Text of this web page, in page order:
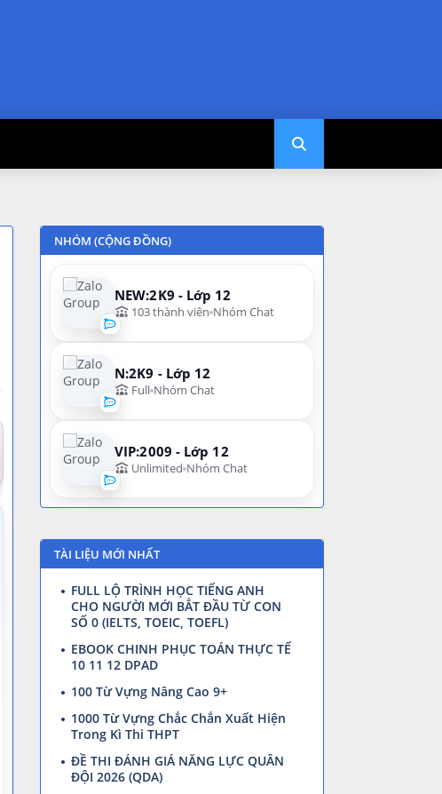
NHÓM (CỘNG ĐỒNG)
NEW:2K9 - Lớp 12
103 thành viên Nhóm Chat
N:2K9 - Lớp 12
Full Nhóm Chat
VIP:2009 - Lớp 12
Unlimited Nhóm Chat
TÀI LIỆU MỚI NHẤT
FULL LỘ TRÌNH HỌC TIẾNG ANH
CHO NGƯỜI MỚI BẮT ĐẦU TỪ CON
SỐ 0 (IELTS, TOEIC, TOEFL)
EBOOK CHINH PHỤC TOÁN THỰC TẾ
10 11 12 DPAD
100 Từ Vựng Nâng Cao 9+
1000 Từ Vựng Chắc Chắn Xuất Hiện
Trong Kì Thi THPT
ĐỀ THI ĐÁNH GIÁ NĂNG LỰC QUÂN
ĐỘI 2026 (QDA)